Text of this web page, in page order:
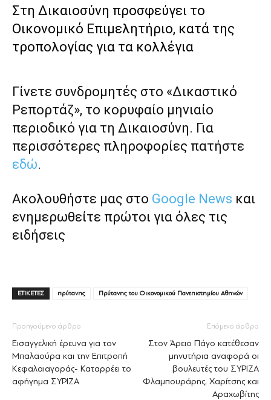
Στη Δικαιοσύνη προσφεύγει το
Οικονομικό Επιμελητήριο, κατά της
τροπολογίας για τα κολλέγια
Γίνετε συνδρομητές στο «Δικαστικό
Ρεπορτάζ», το κορυφαίο μηνιαίο
περιοδικό για τη Δικαιοσύνη. Για
περισσότερες πληροφορίες πατήστε
εδώ.
Ακολουθήστε μας στο Google News και
ενημερωθείτε πρώτοι για όλες τις
ειδήσεις
ΕΤΙΚΕΤΕΣ πρύτανης Πρύτανης του Οικονομικού Πανεπιστημίου Αθηνών
Προηγούμενο άρθρο
Εισαγγελική έρευνα για τον
Μπαλαούρα και την Επιτροπή
Κεφαλαιαγοράς- Καταρρέει το
αφήγημα ΣΥΡΙΖΑ
Επόμενο άρθρο
Στον Άρειο Πάγο κατέθεσαν
μηνυτήρια αναφορά οι
βουλευτές του ΣΥΡΙZA
Φλαμπουράρης, Χαρίτσης και
Αραχωβίτης